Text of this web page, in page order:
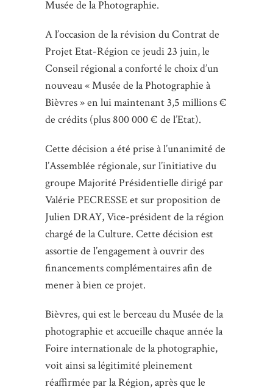
Musée de la Photographie.
A l’occasion de la révision du Contrat de
Projet Etat-Région ce jeudi 23 juin, le
Conseil régional a conforté le choix d’un
nouveau « Musée de la Photographie à
Bièvres » en lui maintenant 3,5 millions €
de crédits (plus 800 000 € de l’Etat).
Cette décision a été prise à l’unanimité de
l’Assemblée régionale, sur l’initiative du
groupe Majorité Présidentielle dirigé par
Valérie PECRESSE et sur proposition de
Julien DRAY, Vice-président de la région
chargé de la Culture. Cette décision est
assortie de l’engagement à ouvrir des
financements complémentaires afin de
mener à bien ce projet.
Bièvres, qui est le berceau du Musée de la
photographie et accueille chaque année la
Foire internationale de la photographie,
voit ainsi sa légitimité pleinement
réaffirmée par la Région, après que le